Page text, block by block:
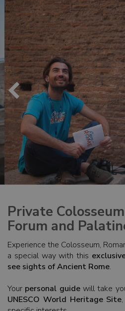
Private
Forum and
Experience the Colosseum,
a special way with this
see sights of Ancient Rome.
Your personal guidewill take
UNESCO World Heritage Site